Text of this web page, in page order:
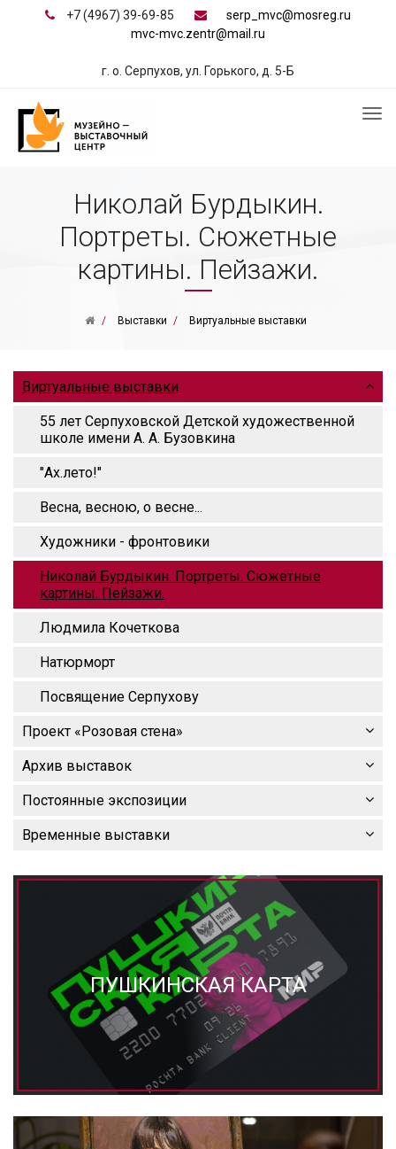
+7 (4967) 39-69-85
serp_mvc@mosreg.ru
mvc-mvc.zentr@mail.ru
г. о. Серпухов, ул. Горького, д. 5-Б
Николай Бурдыкин.
Портреты. Сюжетные
картины. Пейзажи.
Выставки Виртуальные выставки
Виртуальные выставки
55 лет Серпуховской Детской художественной
школе имени А. А. Бузовкина
"Ах.лето!"
Весна, весною, о весне...
Художники - фронтовики
Николай Бурдыкин. Портреты. Сюжетные
картины. Пейзажи.
Людмила Кочеткова
Натюрморт
Посвящение Серпухову
Проект «Розовая стена»
Архив выставок
Постоянные экспозиции
Временные выставки
ПУШКИНСКАЯ КАРТА